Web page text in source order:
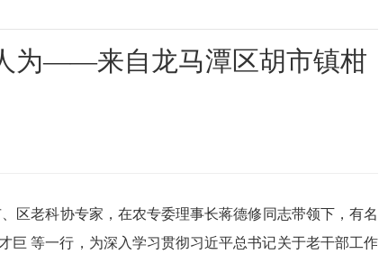
为——来自龙马潭区胡市镇柑
老科协专家，在农专委理事长蒋德修同志带领下，有名
巨 等一行，为深入学习贯彻习近平总书记关于老干部工作